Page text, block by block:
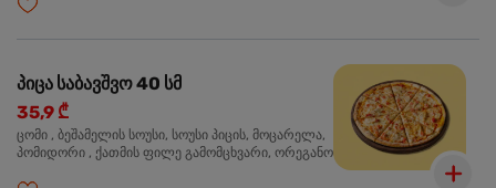
პიცა საბავშვო 40 სმ
35,9 ₾
ცომი , ბეშამელის სოუსი, სოუსი პიცის, მოცარელა,
პომიდორი , ქათმის ფილე გამომცხვარი, ორეგანო